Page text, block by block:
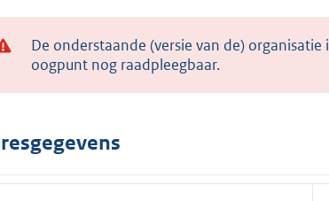
De onderstaande (versie van de)
oogpunt nog raadpleegbaar.